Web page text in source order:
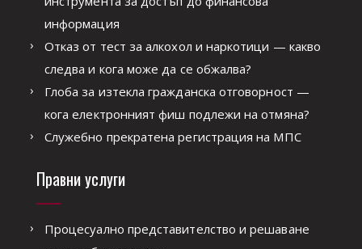
информация
Отказ от тест за алкохол и наркотици — какво
следва и кога може да се обжалва?
Глоба за изтекла гражданска отговорност —
кога електронният фиш подлежи на отмяна?
Служебно прекратена регистрация на МПС
Правни услуги
Процесуално представителство и решаване